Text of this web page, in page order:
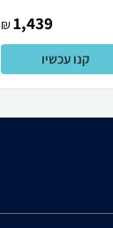
1,439
₪
קנו עכשיו